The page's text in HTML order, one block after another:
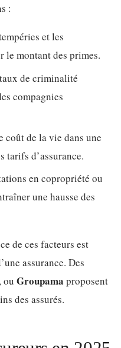
:
et les
le montant des primes.
de criminalité
compagnies
coût de la vie dans une
d’assurance.
en copropriété ou
une hausse des
de ces facteurs est
assurance. Des
, ou Groupama proposent
des assurés.